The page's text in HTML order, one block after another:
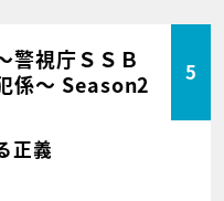
警視庁ＳＳＢ
係～ Season2
5
正義